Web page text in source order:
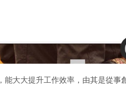
能大大提升工作效率，由其是從事